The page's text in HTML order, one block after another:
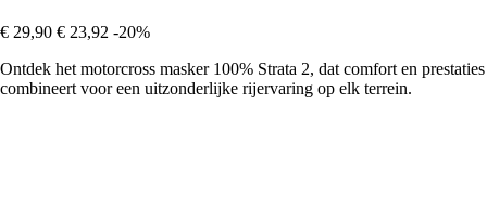
€ 29,90 € 23,92 -20%
Ontdek het motorcross masker 100% Strata 2, dat comfort en prestaties
combineert voor een uitzonderlijke rijervaring op elk terrein.